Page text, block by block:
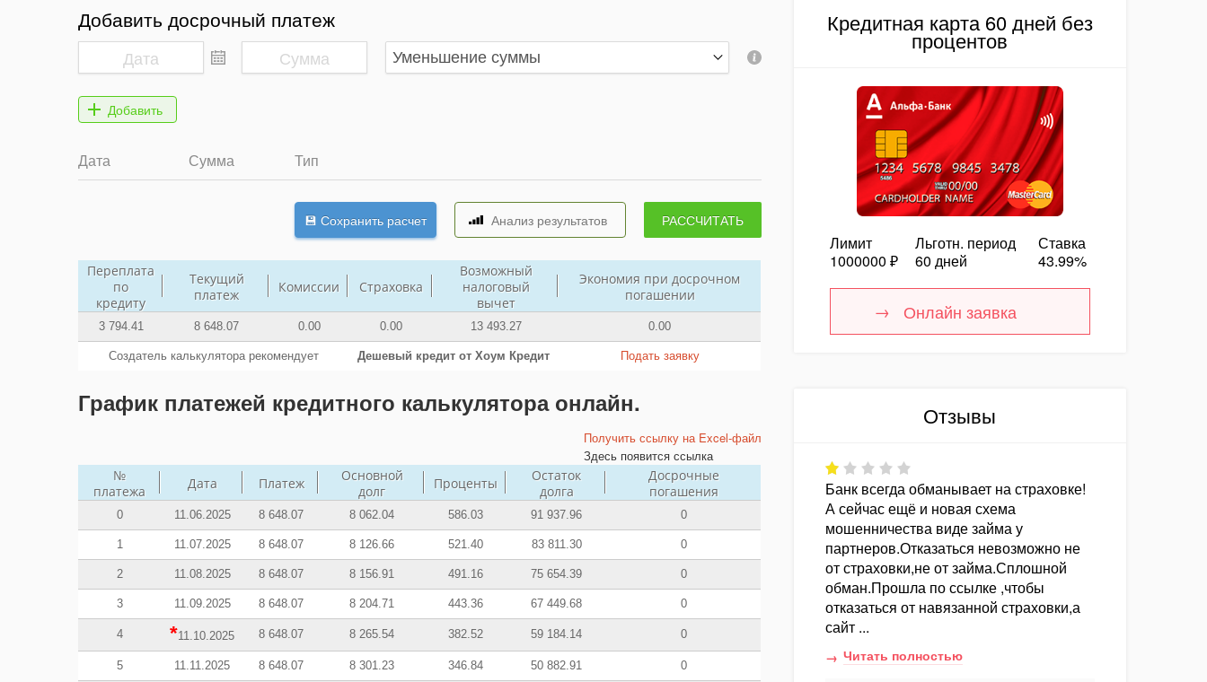
Добавить досрочный платеж
Дата Сумма Тип
Переплата
по
кредиту
Текущий
платеж
Комиссии Страховка
Возможный
налоговый
вычет
Экономия при досрочном
погашении
3 794.41 8 648.07 0.00 0.00 13 493.27 0.00
Создатель калькулятора рекомендует Дешевый кредит от Хоум Кредит Подать заявку
График платежей кредитного калькулятора онлайн.
Получить ссылку на Excel-файл
Здесь появится ссылка
№
платежа
Дата Платеж
Основной
долг
Проценты
Остаток
долга
Досрочные
погашения
0 11.06.2025 8 648.07 8 062.04 586.03 91 937.96 0
1 11.07.2025 8 648.07 8 126.66 521.40 83 811.30 0
2 11.08.2025 8 648.07 8 156.91 491.16 75 654.39 0
3 11.09.2025 8 648.07 8 204.71 443.36 67 449.68 0
4 *11.10.2025 8 648.07 8 265.54 382.52 59 184.14 0
5 11.11.2025 8 648.07 8 301.23 346.84 50 882.91 0
Кредитная карта 60 дней без
процентов
Лимит
1000000 ₽
Льготн. период
60 дней
Ставка
43.99%
Онлайн заявка
Отзывы
Банк всегда обманывает на страховке!
А сейчас ещё и новая схема
мошенничества виде займа у
партнеров.Отказаться невозможно не
от страховки,не от займа.Сплошной
обман.Прошла по ссылке ,чтобы
отказаться от навязанной страховки,а
сайт ...
Читать полностью